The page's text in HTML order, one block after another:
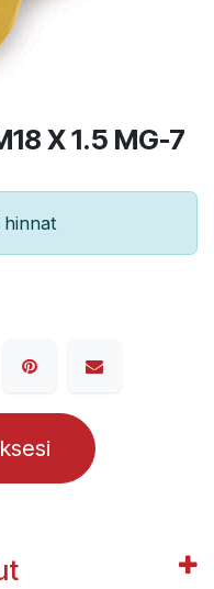
X 1.5 MG-7
hinnat